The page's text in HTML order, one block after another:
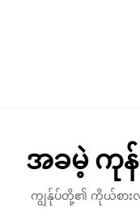
အခမဲ့ ကုန်
ကျွန်ုပ်တို့၏ ကိုယ်စာ